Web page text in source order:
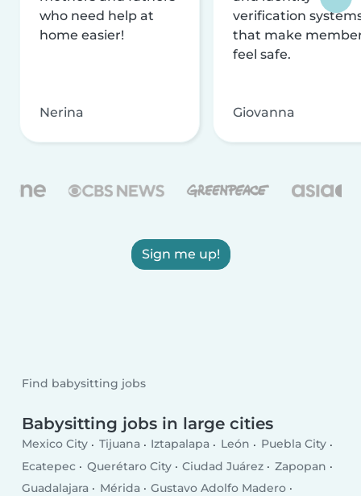
who need help at
home easier!
Nerina
verification
that make
feel safe.
Giovanna
Sign me up!
Find babysitting jobs
Babysitting jobs in large cities
Mexico City Tijuana Iztapalapa León
Puebla City
Ecatepec
Querétaro City Ciudad Juárez
Zapopan
Guadalajara
Mérida
Gustavo Adolfo Madero